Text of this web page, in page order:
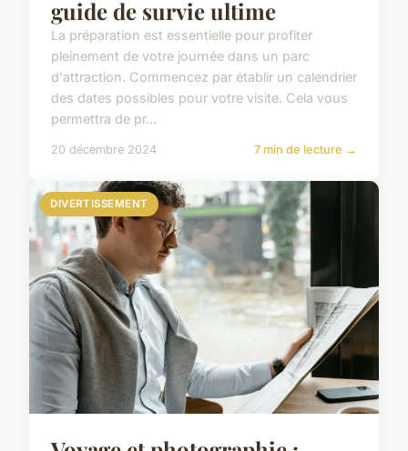
guide de survie ultime
La préparation est essentielle pour profiter
pleinement de votre journée dans un parc
d'attraction. Commencez par établir un calendrier
des dates possibles pour votre visite. Cela vous
permettra de pr...
20 décembre 2024 7 min de lecture →
DIVERTISSEMENT